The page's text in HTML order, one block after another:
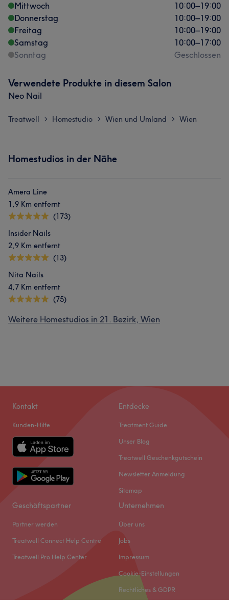
Mittwoch
10:00–19:00
Donnerstag
10:00–19:00
Freitag
10:00–19:00
Samstag
10:00–17:00
Sonntag
Geschlossen
Verwendete Produkte in diesem Salon
Neo Nail
Treatwell > Homestudio > Wien und Umland > Wien
Homestudios in der Nähe
Amera Line
1,9 Km entfernt
(173)
Insider Nails
2,9 Km entfernt
(13)
Nita Nails
4,7 Km entfernt
(75)
Weitere Homestudios in 21. Bezirk, Wien
Kontakt
Kunden-Hilfe
Entdecke
Treatment Guide
Unser Blog
Treatwell Geschenkgutschein
Newsletter Anmeldung
Sitemap
Geschäftspartner
Partner werden
Treatwell Connect Help Centre
Treatwell Pro Help Center
Unternehmen
Über uns
Jobs
Impressum
Cookie-Einstellungen
Rechtliches & GDPR